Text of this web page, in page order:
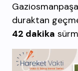
duraktan
42 dakika